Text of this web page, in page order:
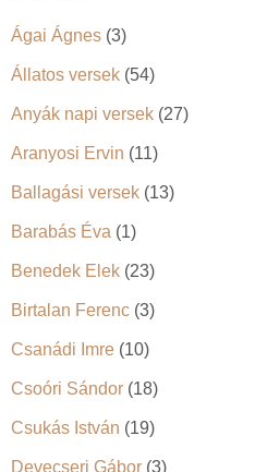
Ágai Ágnes (3)
Állatos versek (54)
Anyák napi versek (27)
Aranyosi Ervin (11)
Ballagási versek (13)
Barabás Éva (1)
Benedek Elek (23)
Birtalan Ferenc (3)
Csanádi Imre (10)
Csoóri Sándor (18)
Csukás István (19)
Devecseri Gábor (3)